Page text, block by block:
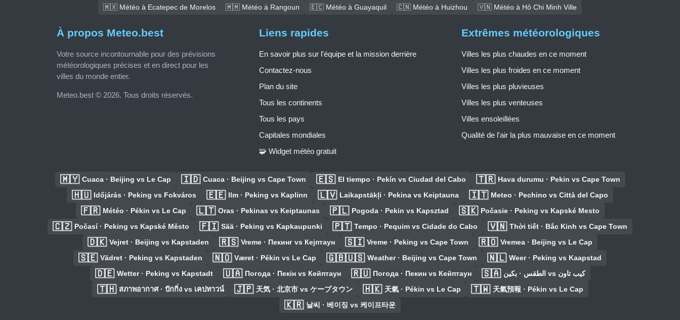
🇲🇽 Météo à Ecatepec de Morelos
🇲🇲 Météo à Rangoun 🇪🇨 Météo à Guayaquil 🇨🇳 Météo à Huizhou 🇻🇳 Météo à Hô Chi Minh Ville
À propos Meteo.best
Votre source incontournable pour des prévisions
météorologiques précises et en direct pour les
villes du monde entier.
Meteo.best © 2026. Tous droits réservés.
Liens rapides
En savoir plus sur l'équipe et la mission derrière
Contactez-nous
Plan du site
Tous les continents
Tous les pays
Capitales mondiales
🧩 Widget météo gratuit
Extrêmes météorologiques
Villes les plus chaudes en ce moment
Villes les plus froides en ce moment
Villes les plus pluvieuses
Villes les plus venteuses
Villes ensoleillées
Qualité de l'air la plus mauvaise en ce moment
🇲🇾 Cuaca · Beijing vs Le Cap 🇮🇩 Cuaca · Beijing vs Cape Town 🇪🇸 El tiempo · Pekín vs Ciudad del Cabo 🇹🇷 Hava durumu · Pekin vs Cape Town
🇭🇺 Időjárás · Peking vs Fokváros 🇪🇪 Ilm · Peking vs Kaplinn 🇱🇻 Laikapstākļi · Pekina vs Keiptauna 🇮🇹 Meteo · Pechino vs Città del Capo
🇫🇷 Météo · Pékin vs Le Cap 🇱🇹 Oras · Pekinas vs Keiptaunas 🇵🇱 Pogoda · Pekin vs Kapsztad 🇸🇰 Počasie · Peking vs Kapské Mesto
🇨🇿 Počasí · Peking vs Kapské Město 🇫🇮 Sää · Peking vs Kapkaupunki 🇵🇹 Tempo · Pequim vs Cidade do Cabo 🇻🇳 Thời tiết · Bắc Kinh vs Cape Town
🇩🇰 Vejret · Beijing vs Kapstaden 🇷🇸 Vreme · Пекинг vs Кејптаун 🇸🇮 Vreme · Peking vs Cape Town 🇷🇴 Vremea · Beijing vs Le Cap
🇸🇪 Vädret · Peking vs Kapstaden 🇳🇴 Været · Pékin vs Le Cap 🇬🇧🇺🇸 Weather · Beijing vs Cape Town 🇳🇱 Weer · Peking vs Kaapstad
🇩🇪 Wetter · Peking vs Kapstadt 🇺🇦 Погода · Пекін vs Кейптаун 🇷🇺 Погода · Пекин vs Кейптаун 🇸🇦 الطقس · بكين vs كيب تاون
🇹🇭 สภาพอากาศ · ปักกิ่ง vs เคปทาวน์ 🇯🇵 天気 · 北京市 vs ケープタウン 🇭🇰 天氣 · Pékin vs Le Cap 🇹🇼 天氣預報 · Pékin vs Le Cap
🇰🇷 날씨 · 베이징 vs 케이프타운